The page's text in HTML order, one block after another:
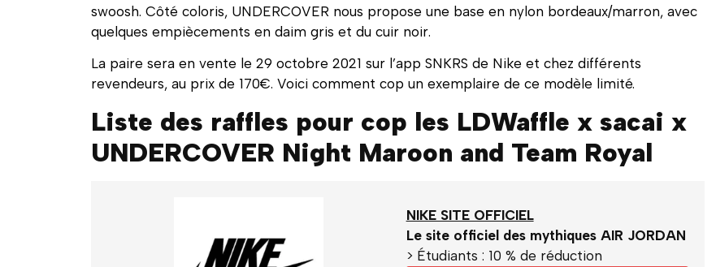
swoosh. Côté coloris, UNDERCOVER nous propose une base en nylon bordeaux/marron, avec
quelques empiècements en daim gris et du cuir noir.
La paire sera en vente le 29 octobre 2021 sur l’app SNKRS de Nike et chez différents
revendeurs, au prix de 170€. Voici comment cop un exemplaire de ce modèle limité.
Liste des raffles pour cop les LDWaffle x sacai x
UNDERCOVER Night Maroon and Team Royal
NIKE SITE OFFICIEL
Le site officiel des mythiques AIR JORDAN
> Étudiants : 10 % de réduction